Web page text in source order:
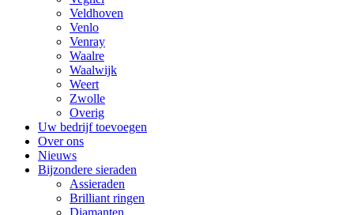
Veldhoven
Venlo
Venray
Waalre
Waalwijk
Weert
Zwolle
Overig
Uw bedrijf toevoegen
Over ons
Nieuws
Bijzondere sieraden
Assieraden
Brilliant ringen
Diamanten